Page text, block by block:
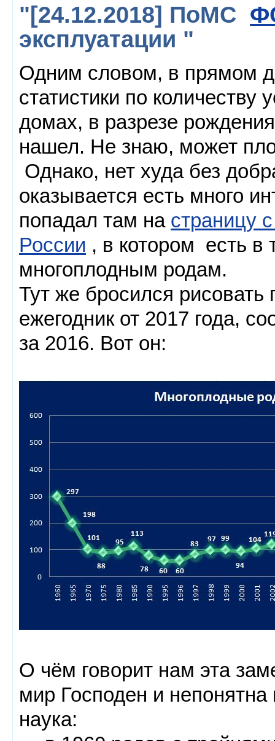
"[24.12.2018] ПоМС
эксплуатации "
Одним словом, в прямом
статистики по количеству
домах, в разрезе
нашел. Не знаю, может
Однако, нет худа без
оказывается есть много
попадал там на страницу
России , в котором есть в
многоплодным родам.
Тут же бросился
ежегодник от 2017 года,
за 2016. Вот он:
О чём говорит нам эта
мир Господен и непонятна
наука: